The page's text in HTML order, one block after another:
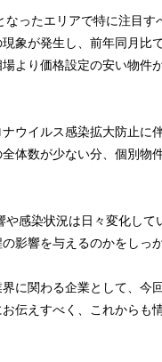
ったエリアで特に注目す
象が発生し、前年同月比
より価格設定の安い物件
ウイルス感染拡大防止に
体数が少ない分、個別物
感染状況は日々変化して
影響を与えるのかをしっ
に関わる企業として、今
伝えすべく、これからも